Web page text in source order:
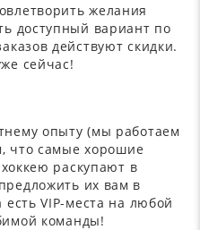
желания
доступный вариант по
действуют скидки.
сейчас!
опыту (мы работаем
что самые хорошие
раскупают в
их вам в
VIP-места на любой
команды!